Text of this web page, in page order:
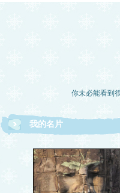
你未必能看到
我的名片